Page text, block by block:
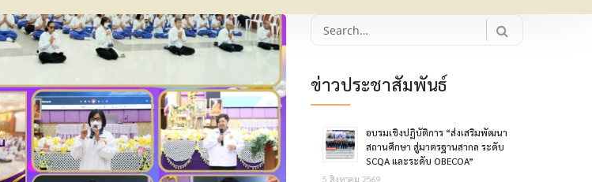
Search
ข่าวประชาสัมพันธ์
อบรมเชิงปฏิบัติการ “ส่งเสริมพัฒนา
สถานศึกษา สู่มาตรฐานสากล ระดับ
SCQA และระดับ OBECOA”
5 สิงหาคม 2569